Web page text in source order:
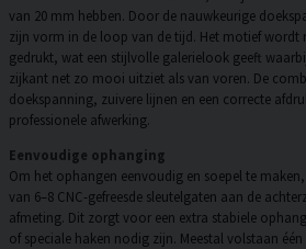
van 20 mm hebben. Door de nauwkeurige
zijn vorm in de loop van de tijd. Het motief wordt
gedrukt, wat een stijlvolle galerielook geeft
zijkant net zo mooi uitziet als van voren. De
doekspanning, zuivere lijnen en een correcte
professionele afwerking.
Eenvoudige ophanging
Om het ophangen eenvoudig en soepel te
van 6–8 CNC-gefreesde sleutelgaten aan de
afmeting. Dit zorgt voor een extra stabiele
of speciale haken nodig zijn. Meestal volstaan